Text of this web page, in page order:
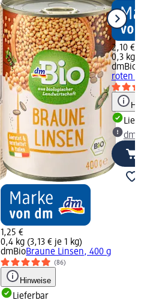
1,25 €
0,4 kg (3,13 € je 1 kg)
dmBioBraune Linsen, 400 g
(86)
Hinweise
Lieferbar
2,10 €
0,3 kg
dmBio
roten
dm